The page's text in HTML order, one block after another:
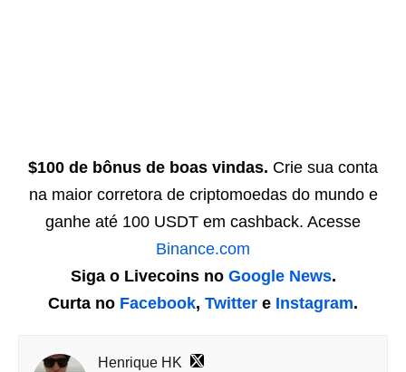
$100 de bônus de boas vindas. Crie sua conta
na maior corretora de criptomoedas do mundo e
ganhe até 100 USDT em cashback. Acesse
Binance.com
Siga o Livecoins no Google News.
Curta no Facebook, Twitter e Instagram.
Henrique HK